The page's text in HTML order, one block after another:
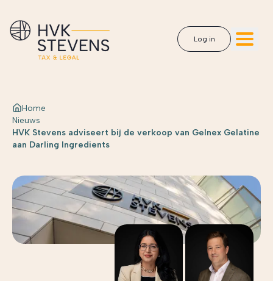
Log in
Home
Nieuws
HVK Stevens adviseert bij de verkoop van Gelnex Gelatine
aan Darling Ingredients